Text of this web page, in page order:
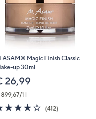
Magic Finish Classic
up 30ml
26,99
1 l
4.0
von
(412)412